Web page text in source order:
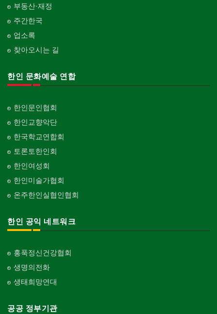
부동산·재정
주간한국
업소록
찾아오시는 길
한인 문화예술 연합
한인문인협회
한인교향악단
한국학교연합회
토론토한인회
한인여성회
한인미술가협회
온주한인실협인협회
한인 공익 네트워크
홍푹정신건강협회
생명의전화
생태희망연대
공공 정부기관